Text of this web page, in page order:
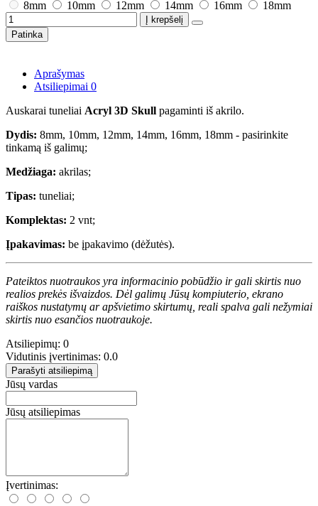
8mm
10mm 12mm 14mm 16mm 18mm
Į krepšelį
Patinka
Aprašymas
Atsiliepimai 0
Auskarai tuneliai Acryl 3D Skull pagaminti iš akrilo.
Dydis: 8mm, 10mm, 12mm, 14mm, 16mm, 18mm - pasirinkite
tinkamą iš galimų;
Medžiaga: akrilas;
Tipas: tuneliai;
Komplektas: 2 vnt;
Įpakavimas: be įpakavimo (dėžutės).
Pateiktos nuotraukos yra informacinio pobūdžio ir gali skirtis nuo
realios prekės išvaizdos. Dėl galimų Jūsų kompiuterio, ekrano
raiškos nustatymų ar apšvietimo skirtumų, reali spalva gali nežymiai
skirtis nuo esančios nuotraukoje.
Atsiliepimų: 0
Vidutinis įvertinimas: 0.0
Parašyti atsiliepimą
Jūsų vardas
Jūsų atsiliepimas
Įvertinimas: